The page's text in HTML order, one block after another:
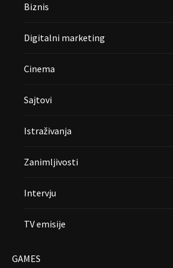
Biznis
Digitalni marketing
Cinema
Sajtovi
Istraživanja
Zanimljivosti
Intervju
TV emisije
GAMES